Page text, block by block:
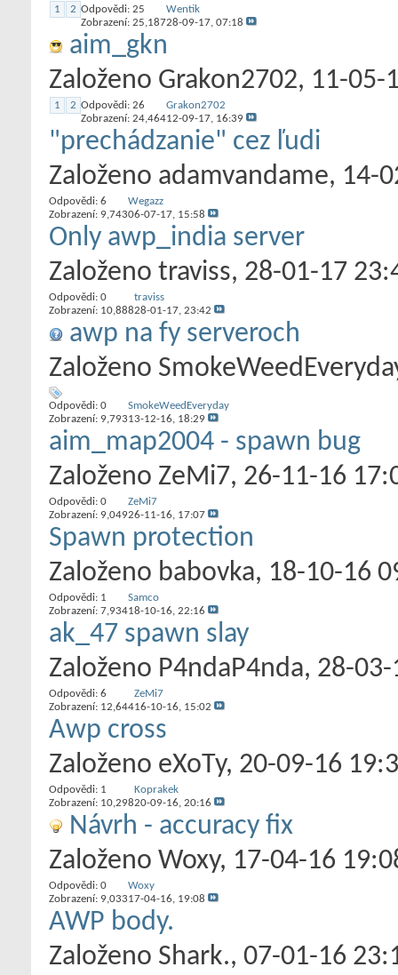
1 2 Odpovědi: 25
Zobrazení: 25,187
Wentik
28-09-17, 07:18
aim_gkn
Založeno Grakon2702‎, 11-05-
1 2 Odpovědi: 26
Zobrazení: 24,464
Grakon2702
12-09-17, 16:39
"prechádzanie" cez ľudi
Založeno adamvandame‎, 14-
Odpovědi: 6
Zobrazení: 9,743
Wegazz
06-07-17, 15:58
Only awp_india server
Založeno traviss‎, 28-01-17
Odpovědi: 0
Zobrazení: 10,888
traviss
28-01-17, 23:42
awp na fy serveroch
Založeno
Odpovědi: 0
Zobrazení: 9,793
SmokeWeedEveryday
13-12-16, 18:29
aim_map2004 - spawn bug
Založeno ZeMi7‎, 26-11-16
Odpovědi: 0
Zobrazení: 9,049
ZeMi7
26-11-16, 17:07
Spawn protection
Založeno babovka‎, 18-10-16
Odpovědi: 1
Zobrazení: 7,934
Samco
18-10-16, 22:16
ak_47 spawn slay
Založeno P4ndaP4nda‎, 28-
Odpovědi: 6
Zobrazení: 12,644
ZeMi7
16-10-16, 15:02
Awp cross
Založeno eXoTy‎, 20-09-16
Odpovědi: 1
Zobrazení: 10,298
Koprakek
20-09-16, 20:16
Návrh - accuracy fix
Založeno Woxy‎, 17-04-16
Odpovědi: 0
Zobrazení: 9,033
Woxy
17-04-16, 19:08
AWP body.
Založeno Shark.‎, 07-01-16